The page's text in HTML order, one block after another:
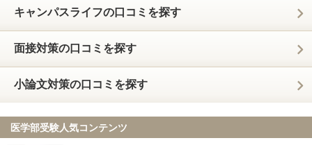
キャンパスライフの口コミを探す
面接対策の口コミを探す
小論文対策の口コミを探す
医学部受験人気コンテンツ